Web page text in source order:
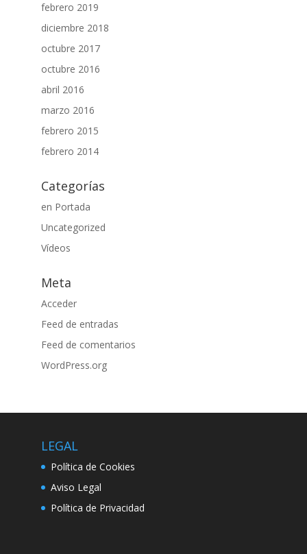
febrero 2019
diciembre 2018
octubre 2017
octubre 2016
abril 2016
marzo 2016
febrero 2015
febrero 2014
Categorías
en Portada
Uncategorized
Vídeos
Meta
Acceder
Feed de entradas
Feed de comentarios
WordPress.org
LEGAL
Política de Cookies
Aviso Legal
Política de Privacidad